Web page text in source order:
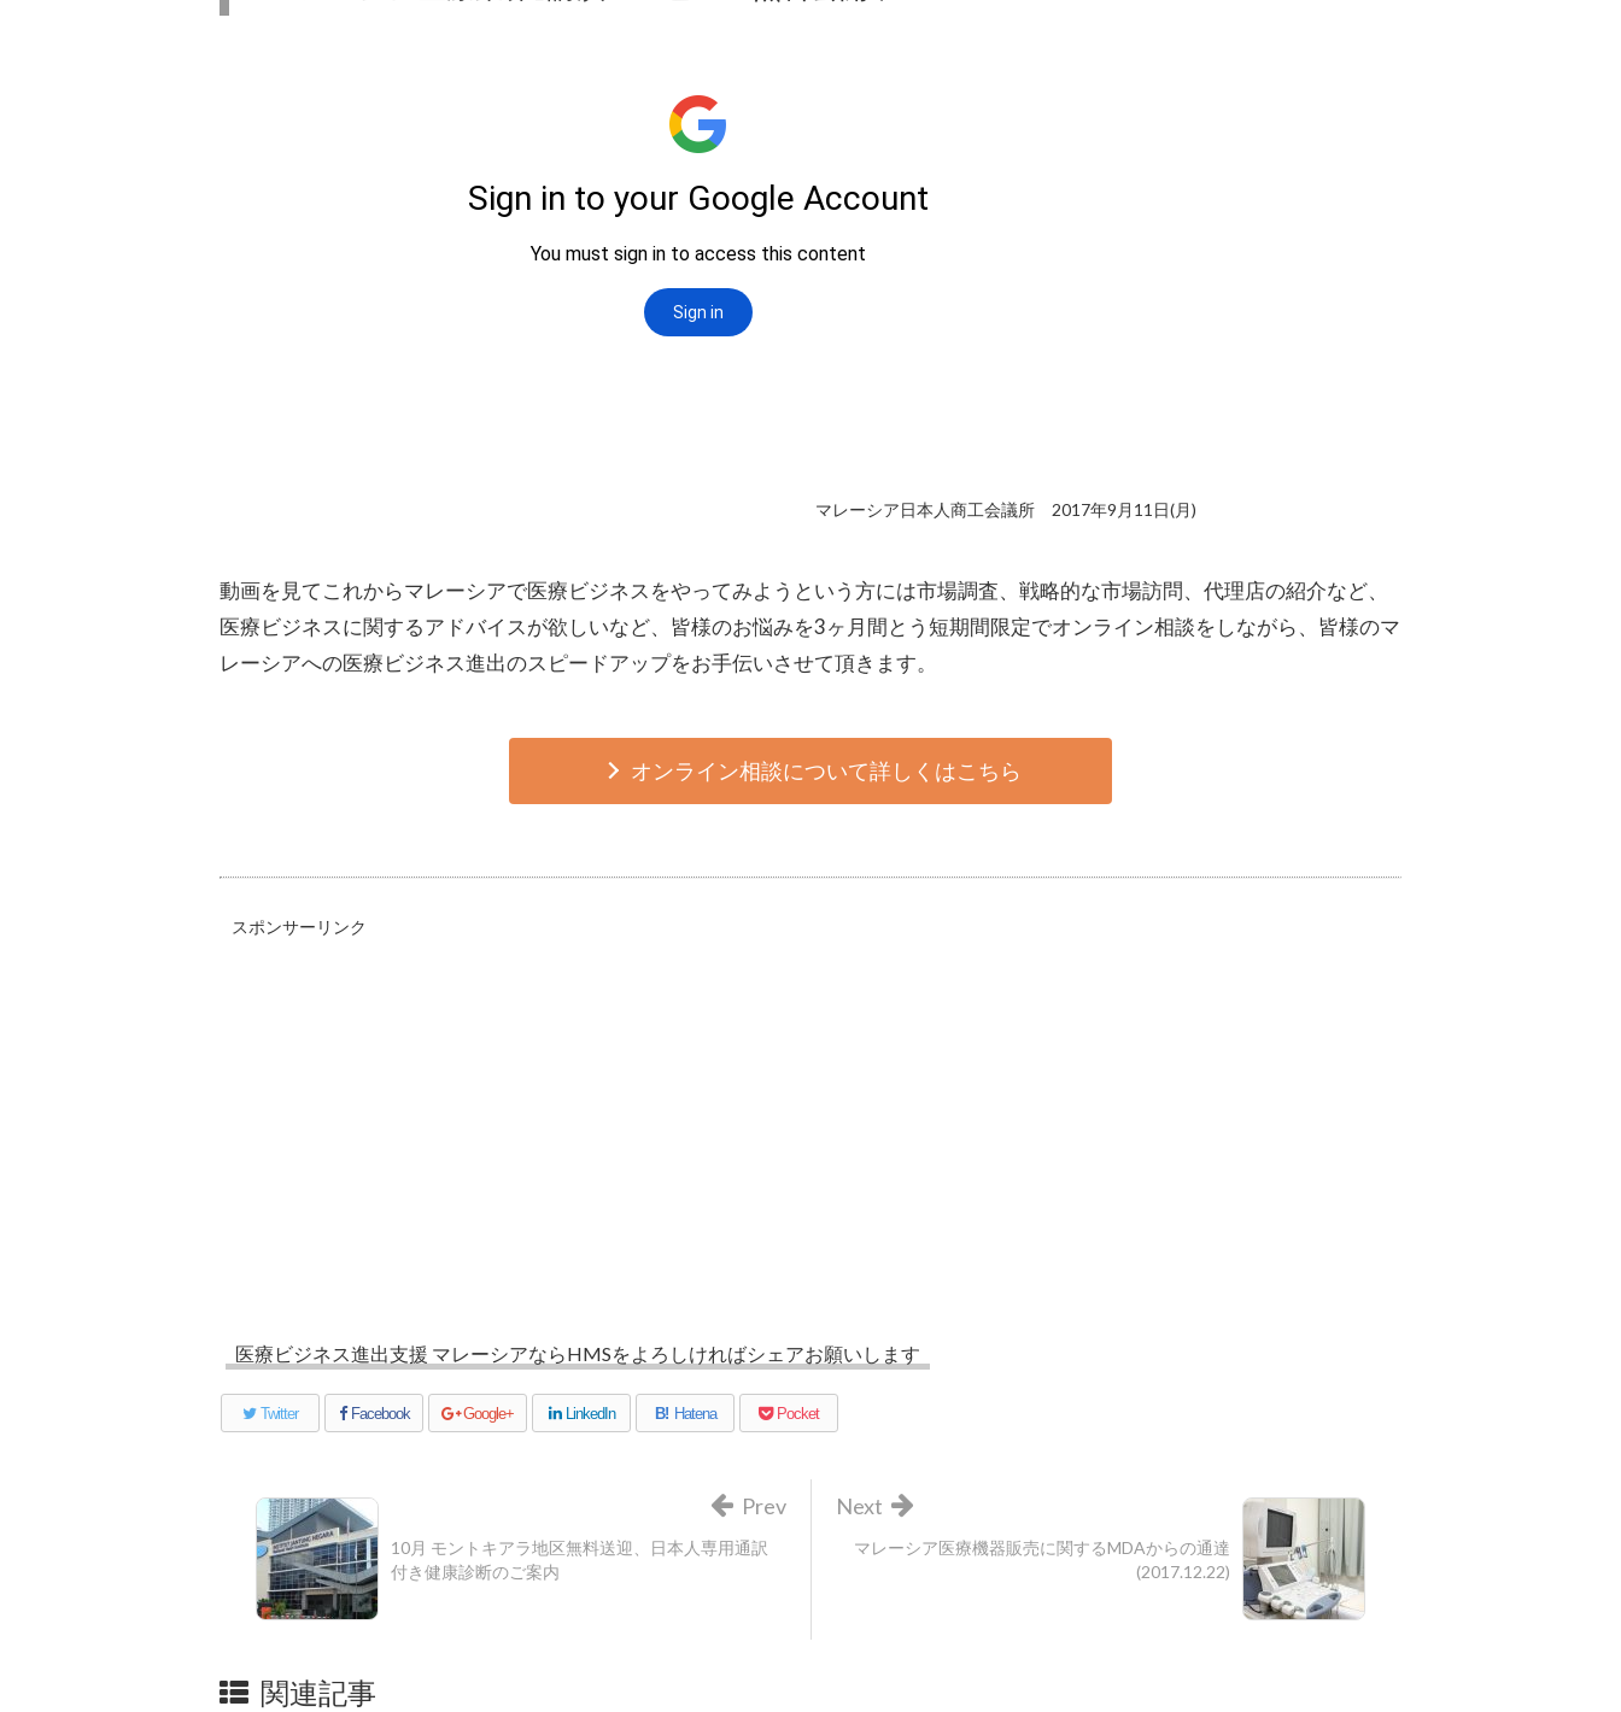
マレーシア日本人商工会議所 2017年9月11日(月)
動画を見てこれからマレーシアで医療ビジネスをやってみようという方には市場調査、戦略的な市場訪問、代理店の紹介など、
医療ビジネスに関するアドバイスが欲しいなど、皆様のお悩みを3ヶ月間とう短期間限定でオンライン相談をしながら、皆様のマ
レーシアへの医療ビジネス進出のスピードアップをお手伝いさせて頂きます。
オンライン相談について詳しくはこちら
スポンサーリンク
医療ビジネス進出支援 マレーシアならHMSをよろしければシェアお願いします
Twitter Facebook Google+ LinkedIn B! Hatena Pocket
マレーシア医療機器販売に関するMDAからの通達
(2017.12.22)
Next
10月 モントキアラ地区無料送迎、日本人専用通訳
付き健康診断のご案内
Prev
関連記事